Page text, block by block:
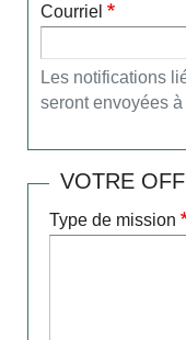
Courriel
Les notifications
seront envoyées
VOTRE
Type de mission